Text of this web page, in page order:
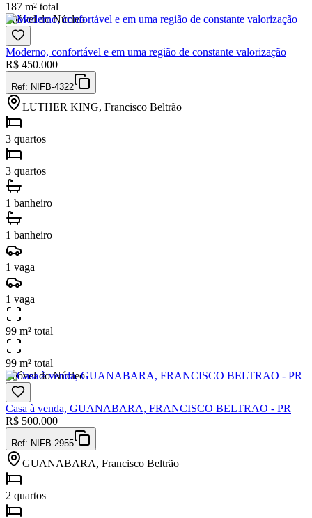
187 m² total
Imóvel do Núcleo
Moderno, confortável e em uma região de constante valorização
R$ 450.000
Ref: NIFB-4322
LUTHER KING, Francisco Beltrão
3 quartos
3 quartos
1 banheiro
1 banheiro
1 vaga
1 vaga
99 m² total
99 m² total
Imóvel do Núcleo
Casa à venda, GUANABARA, FRANCISCO BELTRAO - PR
R$ 500.000
Ref: NIFB-2955
GUANABARA, Francisco Beltrão
2 quartos